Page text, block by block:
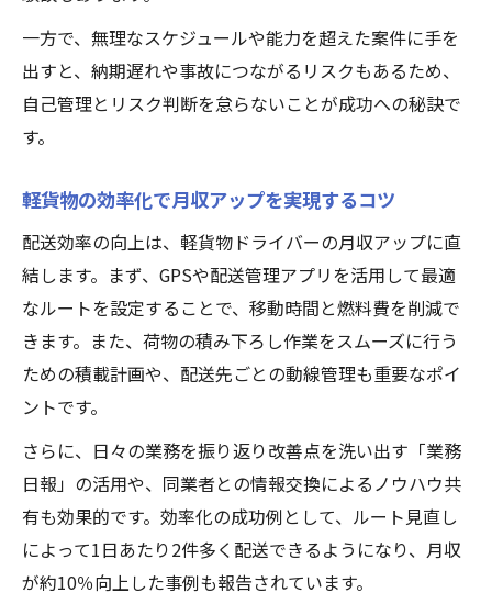
一方で、無理なスケジュールや能力を超えた案件に手を
出すと、納期遅れや事故につながるリスクもあるため、
自己管理とリスク判断を怠らないことが成功への秘訣で
す。
軽貨物の効率化で月収アップを実現するコツ
配送効率の向上は、軽貨物ドライバーの月収アップに直
結します。まず、GPSや配送管理アプリを活用して最適
なルートを設定することで、移動時間と燃料費を削減で
きます。また、荷物の積み下ろし作業をスムーズに行う
ための積載計画や、配送先ごとの動線管理も重要なポイ
ントです。
さらに、日々の業務を振り返り改善点を洗い出す「業務
日報」の活用や、同業者との情報交換によるノウハウ共
有も効果的です。効率化の成功例として、ルート見直し
によって1日あたり2件多く配送できるようになり、月収
が約10％向上した事例も報告されています。